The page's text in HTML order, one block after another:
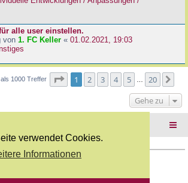
verwendet Cookies.
Informationen
alle user einstellen.
von 1. FC Keller « 01.02.2021, 19:03
1000 Treffer Seite von
1 2 3 4 5 20
Gehe zu
Übersetzung durchphpBB.de